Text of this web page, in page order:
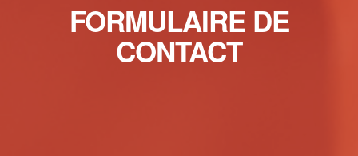
FORMULAIRE DE
CONTACT